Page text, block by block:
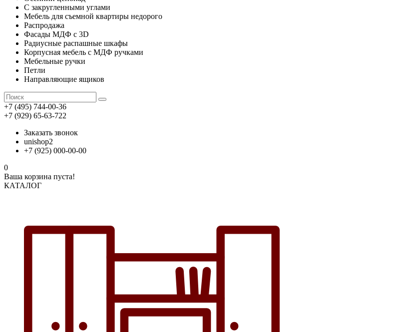
С закругленными углами
Мебель для съемной квартиры недорого
Распродажа
Фасады МДФ с 3D
Радиусные распашные шкафы
Корпусная мебель с МДФ ручками
Мебельные ручки
Петли
Направляющие ящиков
+7 (495) 744-00-36
+7 (929) 65-63-722
Заказать звонок
unishop2
+7 (925) 000-00-00
0
Ваша корзина пуста!
КАТАЛОГ